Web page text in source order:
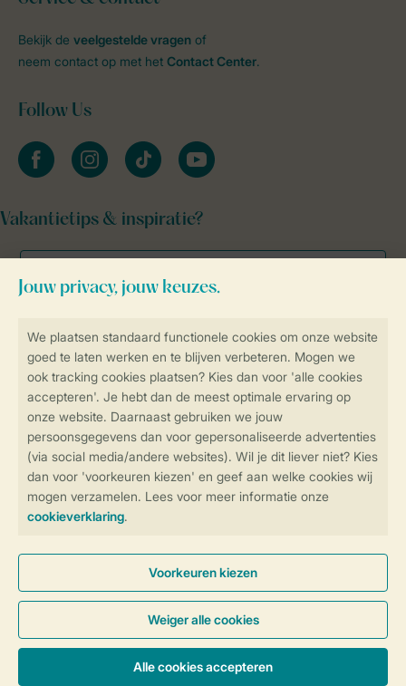
Controle over jouw gegevens &
Instellingen wijzigen
Veilig en snel online boeken
Veilige gegevensoverdracht
Veilige betaling
Bekijk de veelgestelde vragen of
neem contact op met het Contact Center.
Follow Us
facebookinstagramtiktok youtube
Vakantietips & inspiratie?
Algemene Voorwaarden Privacy Notice
Cookies en banners
Toegankelijkheid © 2026 Landal